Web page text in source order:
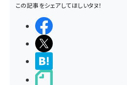
この記事をシェアしてほしいタヌ！